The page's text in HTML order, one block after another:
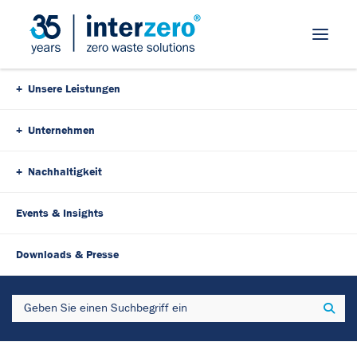
Skip Navigation
Unsere Leistungen
Unternehmen
Nachhaltigkeit
Events & Insights
Downloads & Presse
Search
Interzero-Gruppe trauert um
Markus Müller-Drexel